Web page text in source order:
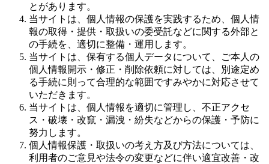
とがあります。
当サイトは、個人情報の保護を実践するため、個人情
報の取得・提供・取扱いの委受託などに関する外部と
の手続を、適切に整備・運用します。
当サイトは、保有する個人データについて、ご本人の
個人情報開示・修正・削除依頼に対しては、別途定め
る手続に則って合理的な範囲ですみやかに対応させて
いただきます。
当サイトは、個人情報を適切に管理し、不正アクセ
ス・破壊・改竄・漏洩・紛失などからの保護・予防に
努力します。
個人情報保護・取扱いの考え方及び方法については、
利用者のご意見や法令の変更などに伴い適宜改善・改